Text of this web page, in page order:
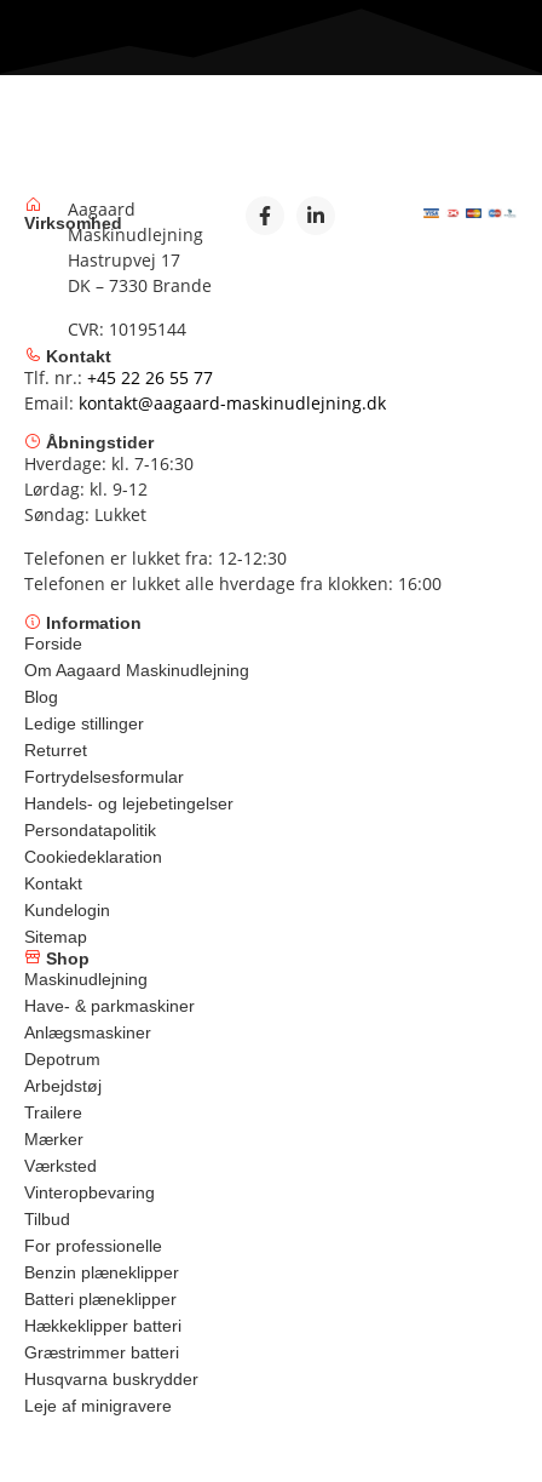
Virksomhed
Aagaard
Maskinudlejning
Hastrupvej 17
DK – 7330 Brande
CVR: 10195144
Kontakt
Tlf. nr.: +45 22 26 55 77
Email: kontakt@aagaard-maskinudlejning.dk
Åbningstider
Hverdage: kl. 7-16:30
Lørdag: kl. 9-12
Søndag: Lukket
Telefonen er lukket fra: 12-12:30
Telefonen er lukket alle hverdage fra klokken: 16:00
Information
Forside
Om Aagaard Maskinudlejning
Blog
Ledige stillinger
Returret
Fortrydelsesformular
Handels- og lejebetingelser
Persondatapolitik
Cookiedeklaration
Kontakt
Kundelogin
Sitemap
Shop
Maskinudlejning
Have- & parkmaskiner
Anlægsmaskiner
Depotrum
Arbejdstøj
Trailere
Mærker
Værksted
Vinteropbevaring
Tilbud
For professionelle
Benzin plæneklipper
Batteri plæneklipper
Hækkeklipper batteri
Græstrimmer batteri
Husqvarna buskrydder
Leje af minigravere